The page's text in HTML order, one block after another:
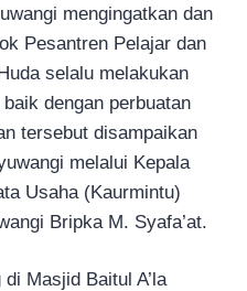
mengingatkan dan
Pesantren Pelajar dan
selalu melakukan
dengan perbuatan
tersebut disampaikan
melalui Kepala
Usaha (Kaurmintu)
Bripka M. Syafa’at.
Masjid Baitul A’la